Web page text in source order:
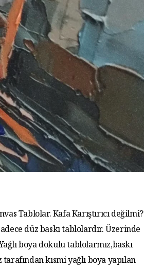
Tablolar. Kafa Karıştırıcı değilmi?
düz baskı tablolardır. Üzerinde
boya dokulu tablolarmız,baskı
kısmi yağlı boya yapılan